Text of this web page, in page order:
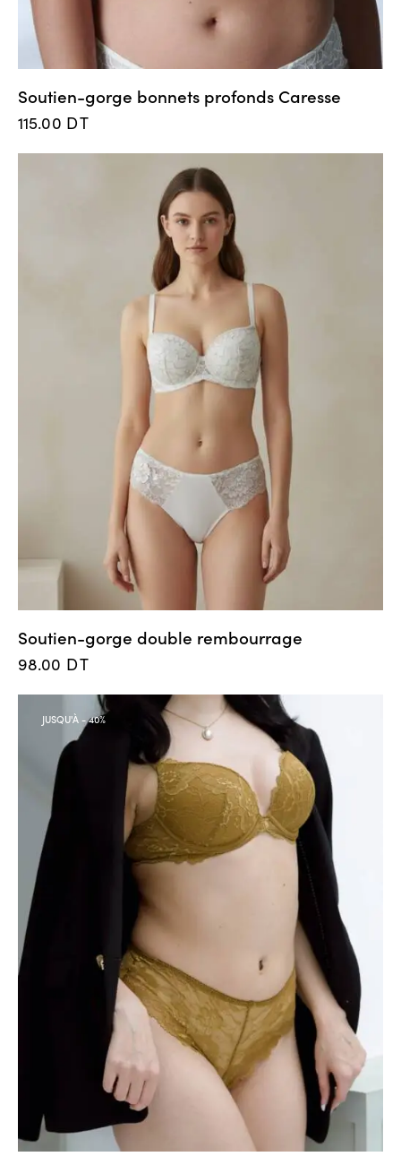
Soutien-gorge bonnets profonds Caresse
115.00 DT
Soutien-gorge double rembourrage
98.00 DT
JUSQU'À- 40%